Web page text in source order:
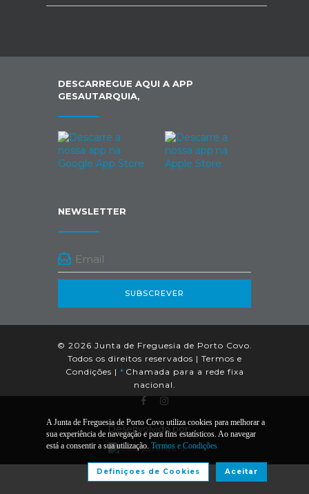
DESCARREGUE AQUI A APP
GESAUTARQUIA,
NEWSLETTER
SUBSCREVER
© 2026 Junta de Freguesia de Porto Covo.
Todos os direitos reservados | Termos e
Condições | * Chamada para a rede fixa
nacional.
Desenvolvido por:
A Junta de Freguesia de Porto Covo utiliza cookies para melhorar a
sua experiência de navegação e para fins estatísticos. Ao navegar
está a consentir a sua utilização. Termos e Condições
Aceitar
Definiçoes de Cookies